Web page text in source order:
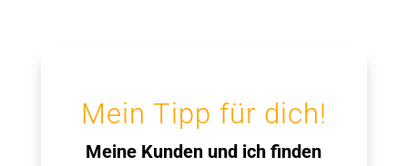
Mein Tipp für dich!
Meine Kunden und ich finden